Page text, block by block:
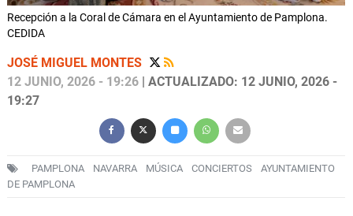
Recepción a la Coral de Cámara en el Ayuntamiento de Pamplona.
CEDIDA
JOSÉ MIGUEL MONTES
12 JUNIO, 2026 - 19:26 | ACTUALIZADO: 12 JUNIO, 2026 -
19:27
PAMPLONA NAVARRA MÚSICA CONCIERTOS
AYUNTAMIENTO
DE PAMPLONA